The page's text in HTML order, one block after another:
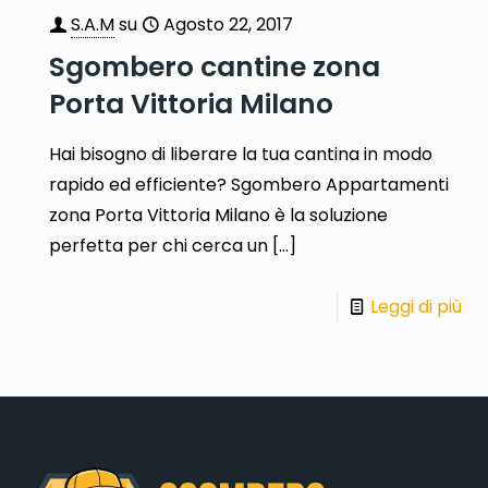
S.A.Msu Agosto 22, 2017
Sgombero cantine zona
Porta Vittoria Milano
Hai bisogno di liberare la tua cantina in modo
rapido ed efficiente? Sgombero Appartamenti
zona Porta Vittoria Milano è la soluzione
perfetta per chi cerca un […]
Leggi di più